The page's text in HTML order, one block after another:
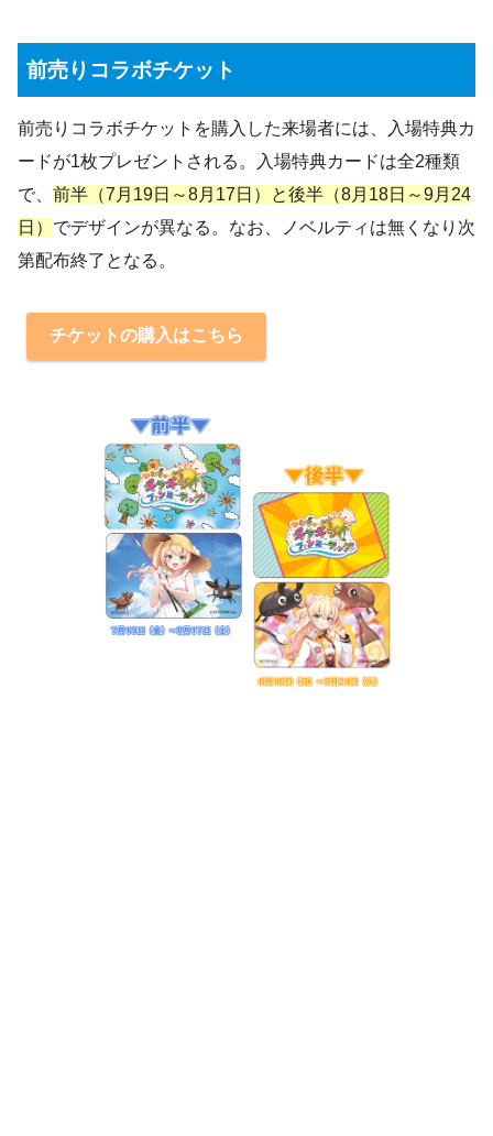
前売りコラボチケット
前売りコラボチケットを購入した来場者には、入場特典カ
ードが1枚プレゼントされる。入場特典カードは全2種類
で、 前半（7月19日～8月17日）と後半（8月18日～9月24
日） でデザインが異なる。なお、ノベルティは無くなり次
第配布終了となる。
チケットの購入はこちら